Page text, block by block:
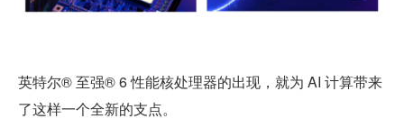
英特尔® 至强® 6 性能核处理器的出现，就为 AI 计算带来
了这样一个全新的支点。